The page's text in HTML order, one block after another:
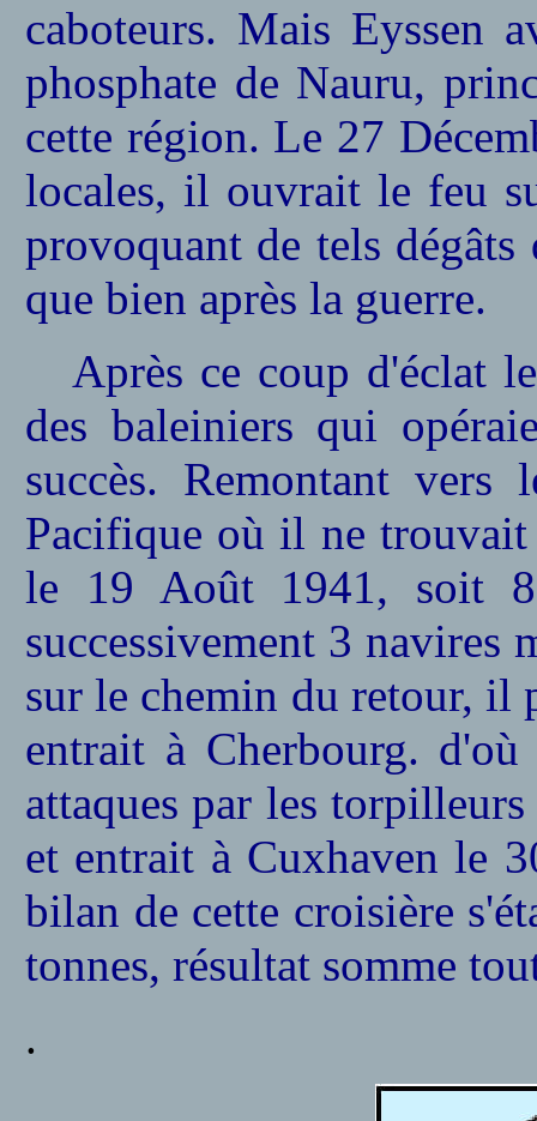
caboteurs. Mais Eyssen
phosphate de Nauru,
cette région. Le 27
locales, il ouvrait le feu
provoquant de tels
que bien après la guerre.
Après ce coup d'éclat
des baleiniers qui
succès. Remontant
Pacifique où il ne
le 19 Août 1941, soit
successivement 3 navires
sur le chemin du retour, il
entrait à Cherbourg.
attaques par les
et entrait à Cuxhaven le
bilan de cette croisière
tonnes, résultat somme
.